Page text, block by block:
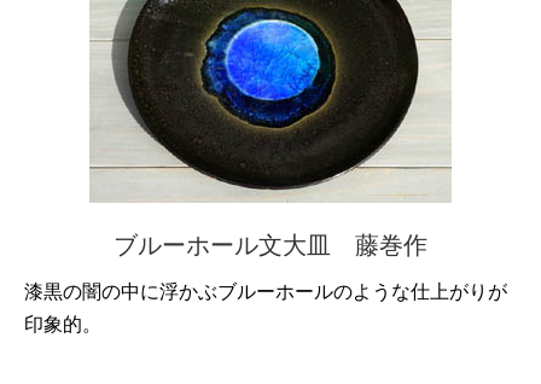
ブルーホール文大皿 藤巻作
漆黒の闇の中に浮かぶブルーホールのような仕上がりが
印象的。